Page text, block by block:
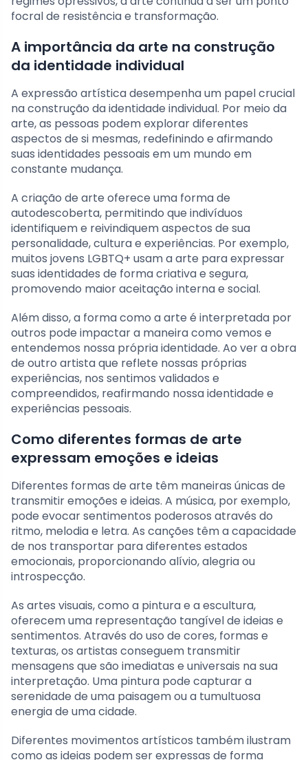
focral de resistência e transformação.
A importância da arte na construção
da identidade individual
A expressão artística desempenha um papel crucial
na construção da identidade individual. Por meio da
arte, as pessoas podem explorar diferentes
aspectos de si mesmas, redefinindo e afirmando
suas identidades pessoais em um mundo em
constante mudança.
A criação de arte oferece uma forma de
autodescoberta, permitindo que indivíduos
identifiquem e reivindiquem aspectos de sua
personalidade, cultura e experiências. Por exemplo,
muitos jovens LGBTQ+ usam a arte para expressar
suas identidades de forma criativa e segura,
promovendo maior aceitação interna e social.
Além disso, a forma como a arte é interpretada por
outros pode impactar a maneira como vemos e
entendemos nossa própria identidade. Ao ver a obra
de outro artista que reflete nossas próprias
experiências, nos sentimos validados e
compreendidos, reafirmando nossa identidade e
experiências pessoais.
Como diferentes formas de arte
expressam emoções e ideias
Diferentes formas de arte têm maneiras únicas de
transmitir emoções e ideias. A música, por exemplo,
pode evocar sentimentos poderosos através do
ritmo, melodia e letra. As canções têm a capacidade
de nos transportar para diferentes estados
emocionais, proporcionando alívio, alegria ou
introspecção.
As artes visuais, como a pintura e a escultura,
oferecem uma representação tangível de ideias e
sentimentos. Através do uso de cores, formas e
texturas, os artistas conseguem transmitir
mensagens que são imediatas e universais na sua
interpretação. Uma pintura pode capturar a
serenidade de uma paisagem ou a tumultuosa
energia de uma cidade.
Diferentes movimentos artísticos também ilustram
como as ideias podem ser expressas de forma